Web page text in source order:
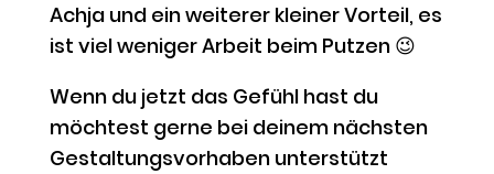
Achja und ein weiterer kleiner Vorteil, es
ist viel weniger Arbeit beim Putzen 😉
Wenn du jetzt das Gefühl hast du
möchtest gerne bei deinem nächsten
Gestaltungsvorhaben unterstützt